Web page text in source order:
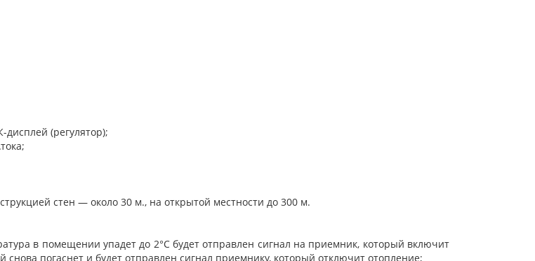
(регулятор);
стен — около 30 м., на открытой местности до 300 м.
в помещении упадет до 2°C будет отправлен сигнал на приемник, который включит
снова погаснет и будет отправлен сигнал приемнику, который отключит отопление;